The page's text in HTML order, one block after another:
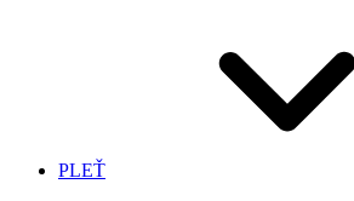
PLEŤ